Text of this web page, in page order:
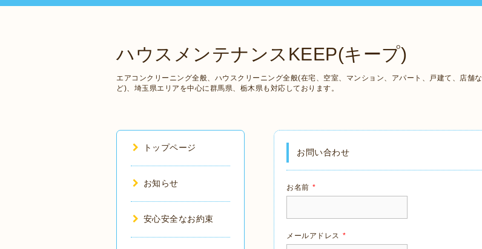
ハウスメンテナンスKEEP(キープ)
エアコンクリーニング全般、ハウスクリーニング全般(在宅、空室、マンション、アパート、戸建て、店舗な
ど)、埼玉県エリアを中心に群馬県、栃木県も対応しております。
お問い合わせ
お名前 *
メールアドレス *
トップページ
お知らせ
安心安全なお約束